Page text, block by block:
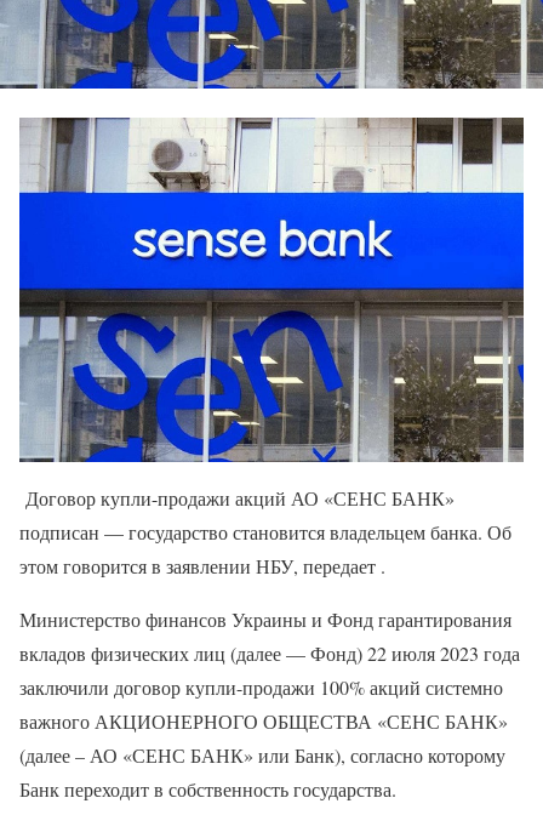
Договор купли-продажи акций АО «СЕНС БАНК»
подписан — государство становится владельцем банка. Об
этом говорится в заявлении НБУ, передает .
Министерство финансов Украины и Фонд гарантирования
вкладов физических лиц (далее — Фонд) 22 июля 2023 года
заключили договор купли-продажи 100% акций системно
важного АКЦИОНЕРНОГО ОБЩЕСТВА «СЕНС БАНК»
(далее – АО «СЕНС БАНК» или Банк), согласно которому
Банк переходит в собственность государства.